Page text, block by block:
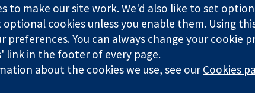
limited by guarantee (no. 03044323) registered in
Website
to make our site work. We'd also like to set
cookies unless you enable them. Using
preferences. You can always change your cookie
link in the footer of every page.
about the cookies we use, see ourCookies